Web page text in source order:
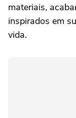
materiais,
inspirados em
vida.